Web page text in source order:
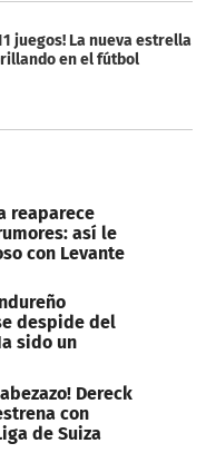
juegos! La nueva estrella
en el fútbol
reaparece
así le
con Levante
despide del
sido un
Dereck
con
de Suiza